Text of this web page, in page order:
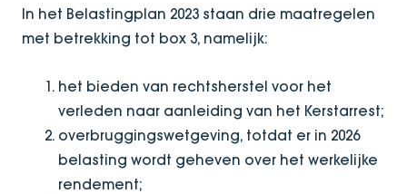
In het Belastingplan 2023 staan drie maatregelen
met betrekking tot box 3, namelijk:
het bieden van rechtsherstel voor het
verleden naar aanleiding van het Kerstarrest;
overbruggingswetgeving, totdat er in 2026
belasting wordt geheven over het werkelijke
rendement;